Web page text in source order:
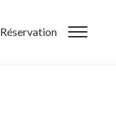
Réservation